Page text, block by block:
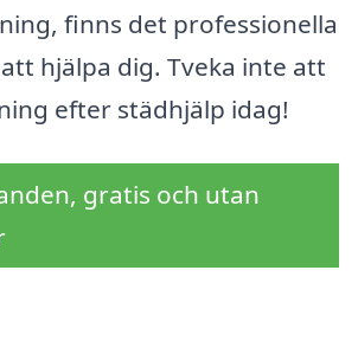
finns det professionella
hjälpa dig. Tveka inte att
efter städhjälp idag!
gratis och utan